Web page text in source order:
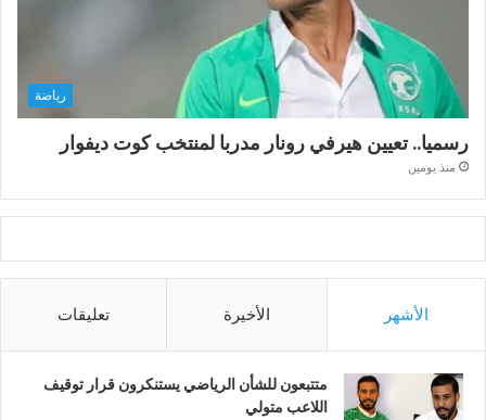
رياضة
رسميا.. تعيين هيرفي رونار مدربا لمنتخب كوت ديفوار
منذ يومين
الأشهر الأخيرة تعليقات
متتبعون للشأن الرياضي يستنكرون قرار توقيف
اللاعب متولي